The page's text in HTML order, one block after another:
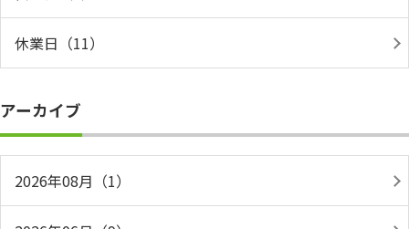
休業日（11）
アーカイブ
2026年08月（1）